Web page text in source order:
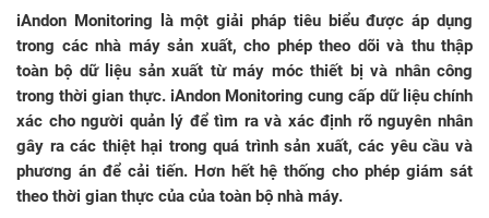
iAndon Monitoring là một giải pháp tiêu biểu được áp dụng
trong các nhà máy sản xuất, cho phép theo dõi và thu thập
toàn bộ dữ liệu sản xuất từ máy móc thiết bị và nhân công
trong thời gian thực. iAndon Monitoring cung cấp dữ liệu chính
xác cho người quản lý để tìm ra và xác định rõ nguyên nhân
gây ra các thiệt hại trong quá trình sản xuất, các yêu cầu và
phương án để cải tiến. Hơn hết hệ thống cho phép giám sát
theo thời gian thực của của toàn bộ nhà máy.